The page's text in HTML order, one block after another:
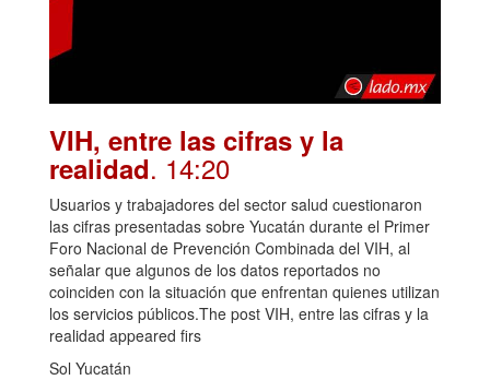
VIH, entre las cifras y la
realidad. 14:20
Usuarios y trabajadores del sector salud cuestionaron
las cifras presentadas sobre Yucatán durante el Primer
Foro Nacional de Prevención Combinada del VIH, al
señalar que algunos de los datos reportados no
coinciden con la situación que enfrentan quienes utilizan
los servicios públicos.The post VIH, entre las cifras y la
realidad appeared firs
Sol Yucatán